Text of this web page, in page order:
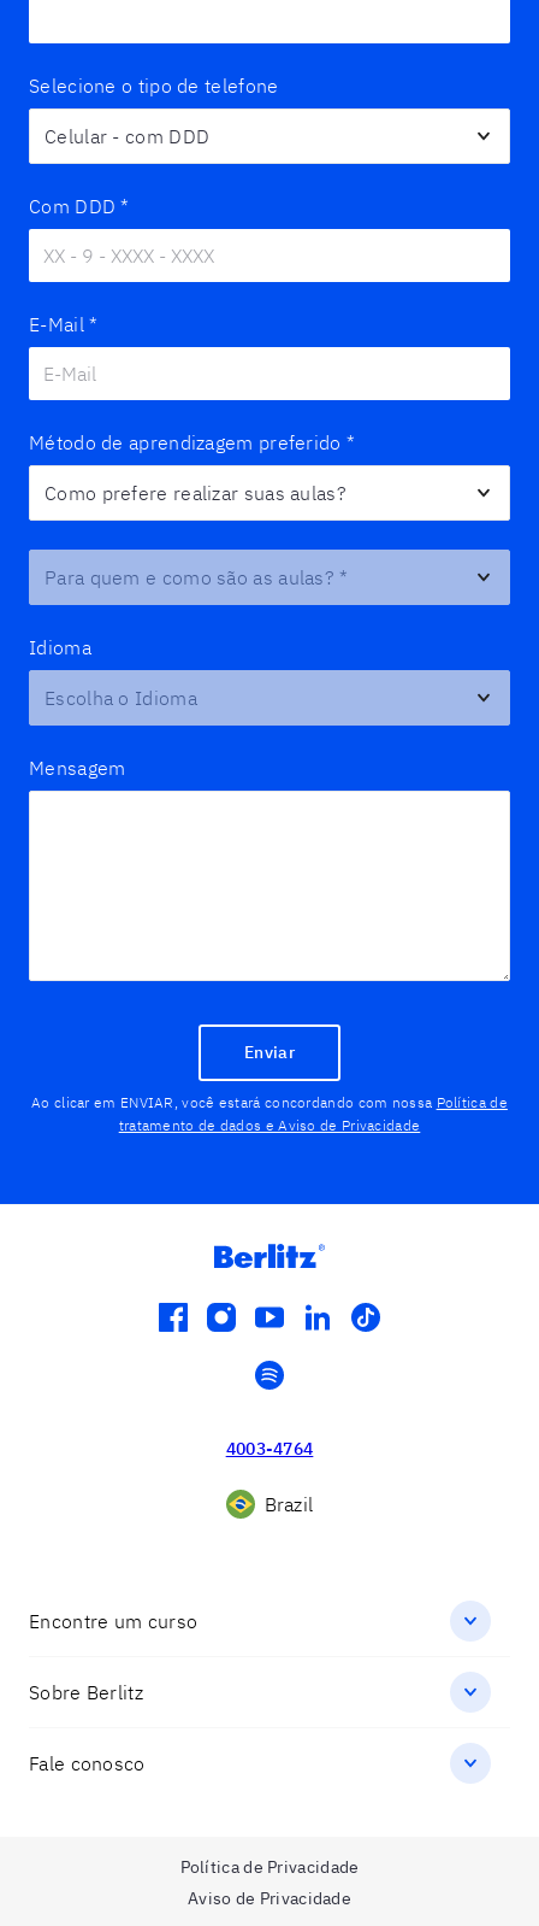
Selecione o tipo de telefone
Com DDD *
E-Mail *
Método de aprendizagem preferido *
Idioma
Mensagem
Enviar
Ao clicar em ENVIAR, você estará concordando com nossa Política de
tratamento de dados e Aviso de Privacidade
facebook
instagram
youtube
linkedin
tiktok
spotify
4003-4764
Brazil
Encontre um curso
Sobre Berlitz
Fale conosco
Política de Privacidade
Aviso de Privacidade